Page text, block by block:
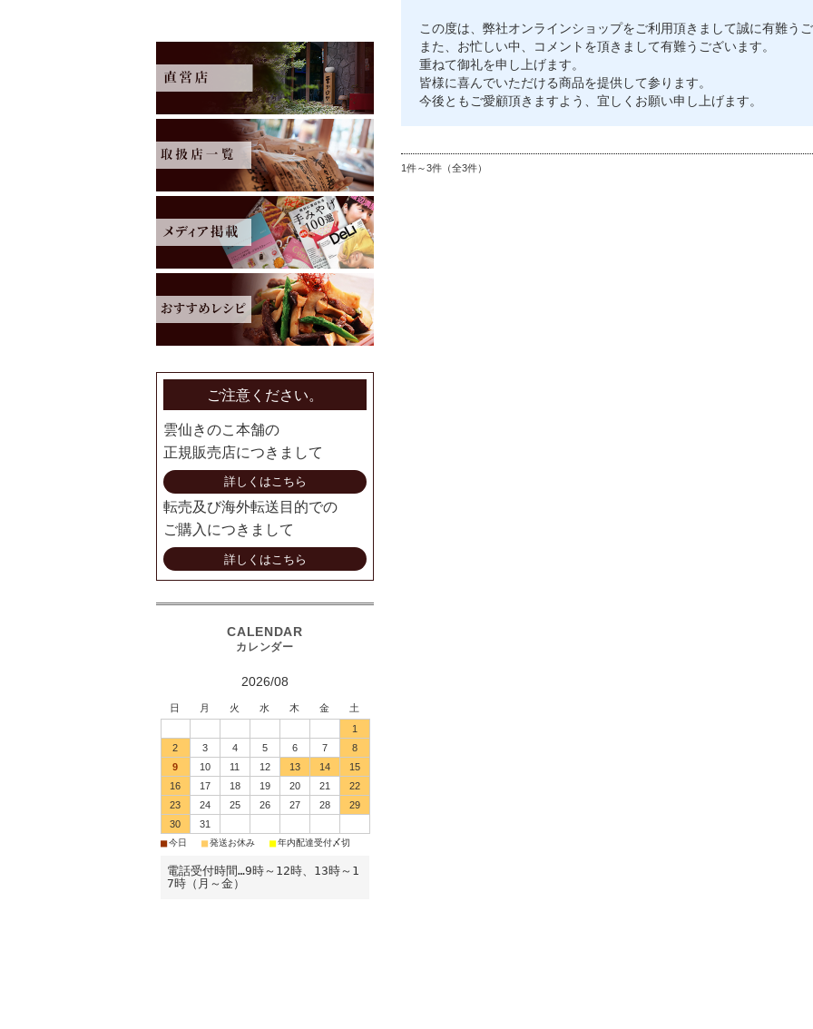
この度は、弊社オンラインショップをご利用頂きまして誠に有難うご
また、お忙しい中、コメントを頂きまして有難うございます。
重ねて御礼を申し上げます。
皆様に喜んでいただける商品を提供して参ります。
今後ともご愛顧頂きますよう、宜しくお願い申し上げます。
1件～3件（全3件）
ご注意ください。
雲仙きのこ本舗の
正規販売店につきまして
詳しくはこちら
転売及び海外転送目的での
ご購入につきまして
詳しくはこちら
2026/08
日 月 火 水 木 金
土
1
2
3 4 5 6 7
8
9
10 11 12 13 14
15
16
17 18 19 20 21
22
23
24 25 26 27 28
29
30
31
■ 今日 ■ 発送お休み ■ 年内配達受付〆切
電話受付時間…9時～12時、13時～1
7時（月～金）